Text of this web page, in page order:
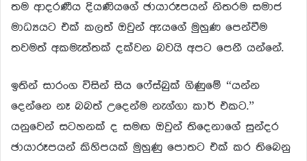
තම ආදරණීය දියණියගේ ඡායාරූපයන් නිතරම සමාජ
මාධ්‍යයට එක් කලත් ඔවුන් ඇයගේ මුහුණ පෙන්වීම
තවමත් අකමැත්තක් දක්වන බවයි අපට පෙනී යන්නේ.
ඉතින් සාරංග විසින් සිය ෆේස්බුක් ගිණුමේ “යන්න
දෙන්නෙ නෑ බබත් උදෙන්ම නැග්ගා කාර් එකට.”
යනුවෙන් සටහනක් ද සමඟ ඔවුන් තිදෙනාගේ සුන්දර
ඡායාරූපයන් කිහිපයක් මුහුණු පොතට එක් කර තිබෙනු